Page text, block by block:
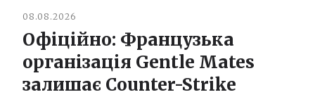
08.08.2026
Офіційно: Французька
організація Gentle Mates
залишає Counter-Strike